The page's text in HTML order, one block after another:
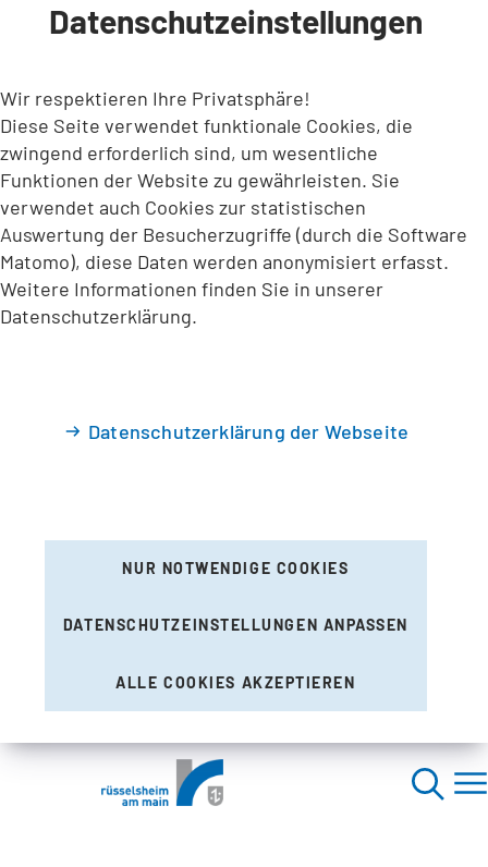
INHALT ANSPRINGEN
Datenschutzeinstellungen
Wir respektieren Ihre Privatsphäre!
Diese Seite verwendet funktionale Cookies, die
zwingend erforderlich sind, um wesentliche
Funktionen der Website zu gewährleisten. Sie
verwendet auch Cookies zur statistischen
Auswertung der Besucherzugriffe (durch die Software
Matomo), diese Daten werden anonymisiert erfasst.
Weitere Informationen finden Sie in unserer
Datenschutzerklärung.
Datenschutzerklärung der Webseite
NUR NOTWENDIGE COOKIES
DATENSCHUTZEINSTELLUNGEN ANPASSEN
ALLE COOKIES AKZEPTIEREN